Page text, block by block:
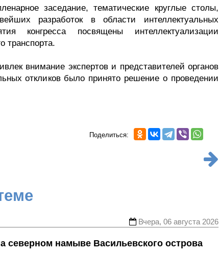
заседание, тематические круглые столы,
разработок в области интеллектуальных
конгресса посвящены интеллектуализации
транспорта.
внимание экспертов и представителей органов
откликов было принято решение о проведении
Поделиться:
Вчера, 06 августа 2026
северном намыве Васильевского острова